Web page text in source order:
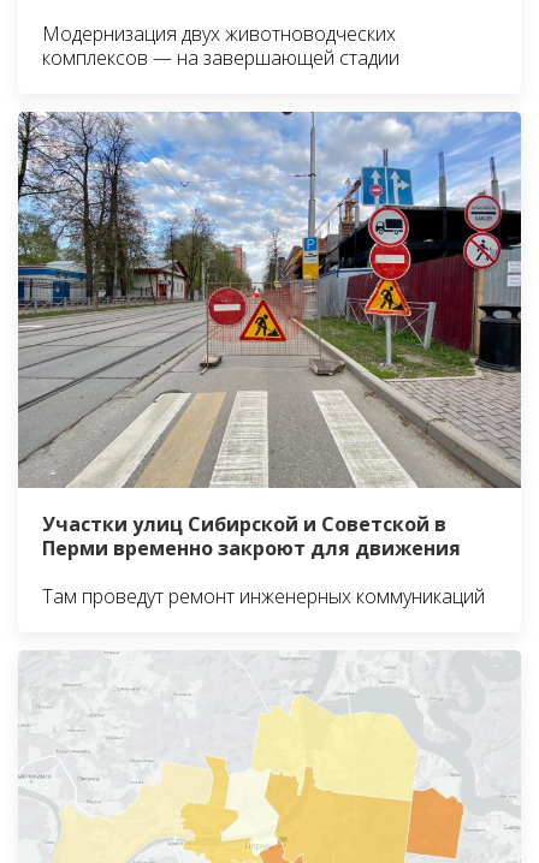
Модернизация двух животноводческих
комплексов — на завершающей стадии
Участки улиц Сибирской и Советской в
Перми временно закроют для движения
Там проведут ремонт инженерных коммуникаций